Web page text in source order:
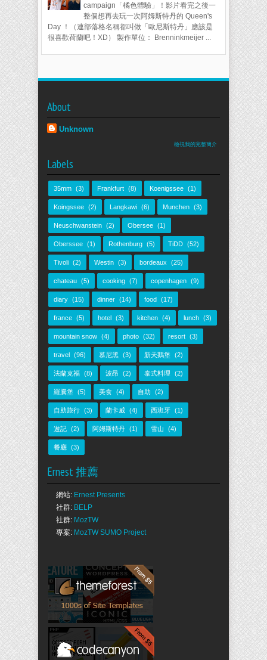
campaign「橘色體驗」！影片看完之後一
整個想再去玩一次阿姆斯特丹的 Queen's
Day ！（連部落格名稱都叫做「歐尼斯特丹」應該是
很喜歡荷蘭吧！XD） 製作單位： Brenninkmeijer ...
About
Unknown
檢視我的完整簡介
Labels
35mm (3) Frankfurt (8) Koenigssee (1)
Koingssee (2) Langkawi (6) Munchen (3)
Neuschwanstein (2) Obersee (1)
Oberssee (1) Rothenburg (5) TiDD (52)
Tivoli (2) Westin (3) bordeaux (25)
chateau (5) cooking (7) copenhagen (9)
diary (15) dinner (14) food (17)
france (5) hotel (3) kitchen (4) lunch (3)
mountain snow (4) photo (32) resort (3)
travel (96) 慕尼黑 (3) 新天鵝堡 (2)
法蘭克福 (8) 波昂 (2) 泰式料理 (2)
羅騰堡 (5) 美食 (4) 自助 (2)
自助旅行 (3) 蘭卡威 (4) 西班牙 (1)
遊記 (2) 阿姆斯特丹 (1) 雪山 (4)
餐廳 (3)
Ernest 推薦
網站: Ernest Presents
社群: BELP
社群: MozTW
專案: MozTW SUMO Project